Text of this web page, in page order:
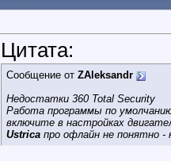
Цитата:
Сообщение от ZAleksandr
Недостатки 360 Total Security
Работа программы по
включите в настройках
Ustrica про офлайн не понятно -